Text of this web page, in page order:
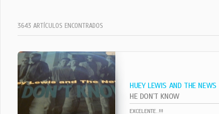
3643 ARTÍCULOS ENCONTRADOS
HUEY LEWIS AND THE NEWS
HE DON`T KNOW
EXCELENTE..!!!